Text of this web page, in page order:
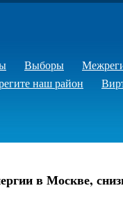
Выборы
наш район
в Москве,